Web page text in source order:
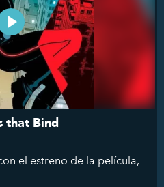
that Bind
el estreno de la película,